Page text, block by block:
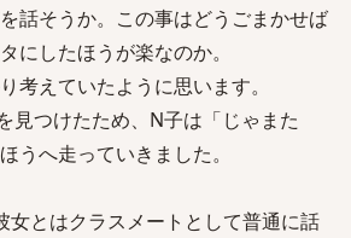
話そうか。この事はどうごまかせば
にしたほうが楽なのか。
考えていたように思います。
見つけたため、N子は「じゃまた
うへ走っていきました。
女とはクラスメートとして普通に話